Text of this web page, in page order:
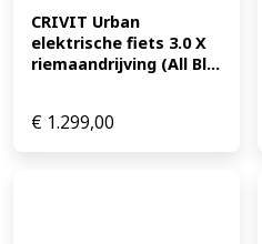
CRIVIT Urban
elektrische fiets 3.0 X
riemaandrijving (All Bl...
€ 1.299,00